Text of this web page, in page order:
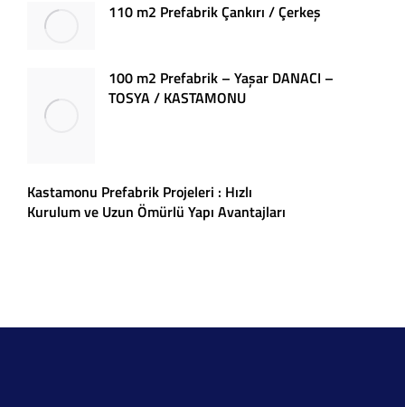
110 m2 Prefabrik Çankırı / Çerkeş
100 m2 Prefabrik – Yaşar DANACI –
TOSYA / KASTAMONU
Kastamonu Prefabrik Projeleri : Hızlı
Kurulum ve Uzun Ömürlü Yapı Avantajları